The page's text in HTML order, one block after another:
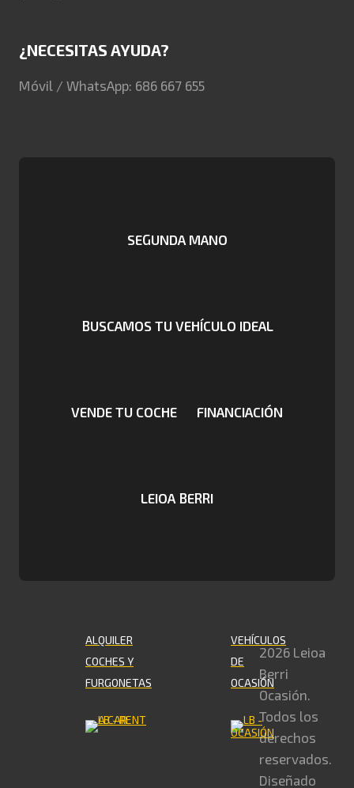
¿NECESITAS AYUDA?
Móvil / WhatsApp: 686 667 655
SEGUNDA MANO
BUSCAMOS TU VEHÍCULO IDEAL
VENDE TU COCHE FINANCIACIÓN
LEIOA BERRI
ALQUILER
COCHES Y
FURGONETAS
VEHÍCULOS
DE
OCASIÓN
2026 Leioa
Berri
Ocasión.
Todos los
derechos
reservados.
Diseñado